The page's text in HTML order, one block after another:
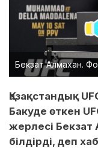
Бекзат Алмахан.
Қазақстандық
Бакуде өткен
жерлесі Бекзат
білдірді, деп